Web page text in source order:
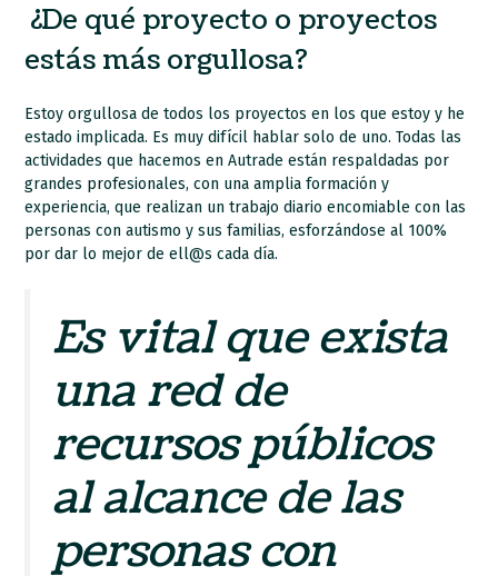
¿De qué proyecto o proyectos
estás más orgullosa?
Estoy orgullosa de todos los proyectos en los que estoy y he
estado implicada. Es muy difícil hablar solo de uno. Todas las
actividades que hacemos en Autrade están respaldadas por
grandes profesionales, con una amplia formación y
experiencia, que realizan un trabajo diario encomiable con las
personas con autismo y sus familias, esforzándose al 100%
por dar lo mejor de ell@s cada día.
Es vital que exista
una red de
recursos públicos
al alcance de las
personas con